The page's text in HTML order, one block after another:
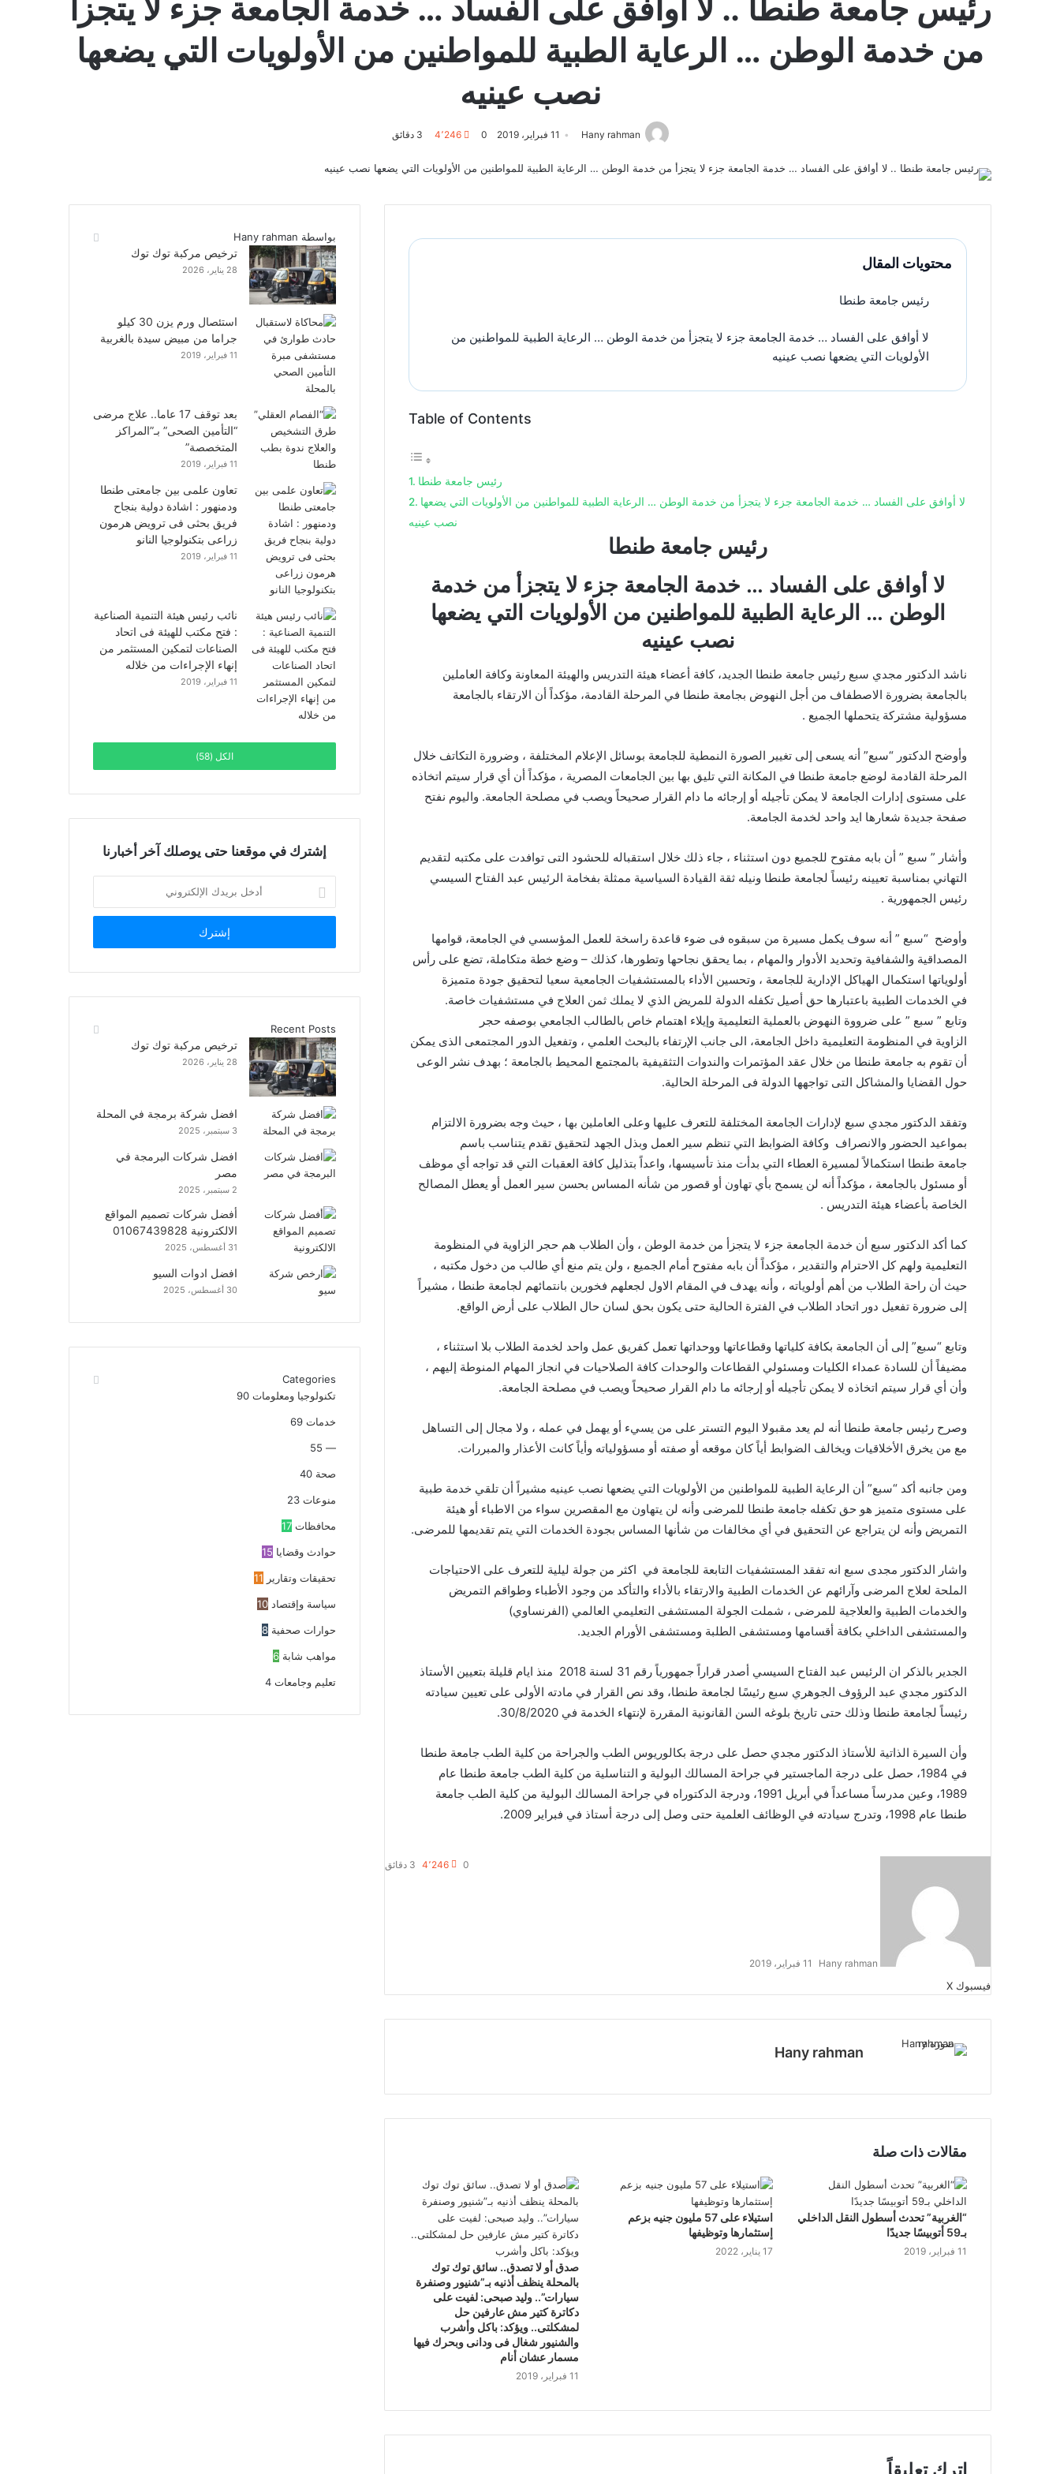
رئيس جامعة طنطا .. لا أوافق على الفساد … خدمة الجامعة جزء لا يتجزأ
من خدمة الوطن … الرعاية الطبية للمواطنين من الأولويات التي يضعها
نصب عينيه
Hany rahman 11 فبراير، 2019 0 4٬246 3 دقائق
محتويات المقال
رئيس جامعة طنطا
لا أوافق على الفساد … خدمة الجامعة جزء لا يتجزأ من خدمة الوطن … الرعاية الطبية للمواطنين من
الأولويات التي يضعها نصب عينيه
Table of Contents
رئيس جامعة طنطا
لا أوافق على الفساد … خدمة الجامعة جزء لا يتجزأ من خدمة الوطن … الرعاية الطبية للمواطنين من الأولويات التي يضعها
نصب عينيه
رئيس جامعة طنطا
لا أوافق على الفساد … خدمة الجامعة جزء لا يتجزأ من خدمة
الوطن … الرعاية الطبية للمواطنين من الأولويات التي يضعها
نصب عينيه
ناشد الدكتور مجدي سبع رئيس جامعة طنطا الجديد، كافة أعضاء هيئة التدريس والهيئة المعاونة وكافة العاملين
بالجامعة بضرورة الاصطفاف من أجل النهوض بجامعة طنطا في المرحلة القادمة، مؤكداً أن الارتقاء بالجامعة
مسؤولية مشتركة يتحملها الجميع .
وأوضح الدكتور “سبع” أنه يسعى إلى تغيير الصورة النمطية للجامعة بوسائل الإعلام المختلفة ، وضرورة التكاتف خلال
المرحلة القادمة لوضع جامعة طنطا في المكانة التي تليق بها بين الجامعات المصرية ، مؤكداً أن أي قرار سيتم اتخاذه
على مستوى إدارات الجامعة لا يمكن تأجيله أو إرجائه ما دام القرار صحيحاً ويصب في مصلحة الجامعة. واليوم نفتح
صفحة جديدة شعارها ايد واحد لخدمة الجامعة.
وأشار ” سبع ” أن بابه مفتوح للجميع دون استثناء ، جاء ذلك خلال استقباله للحشود التى توافدت على مكتبه لتقديم
التهاني بمناسبة تعيينه رئيساً لجامعة طنطا ونيله ثقة القيادة السياسية ممثلة بفخامة الرئيس عبد الفتاح السيسي
رئيس الجمهورية .
وأوضح “سبع ” أنه سوف يكمل مسيرة من سبقوه فى ضوء قاعدة راسخة للعمل المؤسسي في الجامعة، قوامها
المصداقية والشفافية وتحديد الأدوار والمهام ، بما يحقق نجاحها وتطورها، كذلك – وضع خطة متكاملة، تضع على رأس
أولوياتها استكمال الهياكل الإدارية للجامعة ، وتحسين الأداء بالمستشفيات الجامعية سعيا لتحقيق جودة متميزة
في الخدمات الطبية باعتبارها حق أصيل تكفله الدولة للمريض الذي لا يملك ثمن العلاج في مستشفيات خاصة.
وتابع ” سبع ” على ضرووة النهوض بالعملية التعليمية وإيلاء اهتمام خاص بالطالب الجامعي بوصفه حجر
الزاوية في المنظومة التعليمية داخل الجامعة، الى جانب الإرتفاء بالبحث العلمي ، وتفعيل الدور المجتمعى الذى يمكن
أن تقوم به جامعة طنطا من خلال عقد المؤتمرات والندوات التثقيفية بالمجتمع المحيط بالجامعة ؛ بهدف نشر الوعى
حول القضايا والمشاكل التى تواجهها الدولة فى المرحلة الحالية.
وتفقد الدكتور مجدي سبع لإدارات الجامعة المختلفة للتعرف عليها وعلى العاملين بها ، حيث وجه بضرورة الالتزام
بمواعيد الحضور والانصراف وكافة الضوابظ التي تنظم سير العمل وبذل الجهد لتحقيق تقدم يتناسب باسم
جامعة طنطا استكمالاً لمسيرة العطاء التي بدأت منذ تأسيسها، واعداً بتذليل كافة العقبات التي قد تواجه أي موظف
أو مسئول بالجامعة ، مؤكداً أنه لن يسمح بأي تهاون أو قصور من شأنه المساس بحسن سير العمل أو يعطل المصالح
الخاصة بأعضاء هيئة التدريس .
كما أكد الدكتور سبع أن خدمة الجامعة جزء لا يتجزأ من خدمة الوطن ، وأن الطلاب هم حجر الزاوية في المنظومة
التعليمية ولهم كل الاحترام والتقدير ، مؤكداً أن بابه مفتوح أمام الجميع ، ولن يتم منع أي طالب من دخول مكتبه ،
حيث أن راحة الطلاب من أهم أولوياته ، وأنه يهدف في المقام الاول لجعلهم فخورين بانتمائهم لجامعة طنطا ، مشيراً
إلى ضرورة تفعيل دور اتحاد الطلاب في الفترة الحالية حتى يكون بحق لسان حال الطلاب على أرض الواقع.
وتابع “سبع” إلى أن الجامعة بكافة كلياتها وقطاعاتها ووحداتها تعمل كفريق عمل واحد لخدمة الطلاب بلا استثناء ،
مضيفاً أن للسادة عمداء الكليات ومسئولي القطاعات والوحدات كافة الصلاحيات في انجاز المهام المنوطة إليهم ،
وأن أي قرار سيتم اتخاذه لا يمكن تأجيله أو إرجائه ما دام القرار صحيحاً ويصب في مصلحة الجامعة.
وصرح رئيس جامعة طنطا أنه لم يعد مقبولا اليوم التستر على من يسيء أو يهمل في عمله ، ولا مجال إلى التساهل
مع من يخرق الأخلاقيات ويخالف الضوابط أياً كان موقعه أو صفته أو مسؤولياته وأياً كانت الأعذار والمبررات.
ومن جانبه أكد “سبع” أن الرعاية الطبية للمواطنين من الأولويات التي يضعها نصب عينيه مشيراً أن تلقي خدمة طبية
على مستوى متميز هو حق تكفله جامعة طنطا للمرضى وأنه لن يتهاون مع المقصرين سواء من الاطباء أو هيئة
التمريض وأنه لن يتراجع عن التحقيق في أي مخالفات من شأنها المساس بجودة الخدمات التي يتم تقديمها للمرضى.
واشار الدكتور مجدى سبع انه تفقد المستشفيات التابعة للجامعة في اكثر من جولة ليلية للتعرف على الاحتياجات
الملحة لعلاج المرضى وآرائهم عن الخدمات الطبية والارتقاء بالأداء والتأكد من وجود الأطباء وطواقم التمريض
والخدمات الطبية والعلاجية للمرضى ، شملت الجولة المستشفى التعليمي العالمي (الفرنساوي)
والمستشفى الداخلي بكافة أقسامها ومستشفى الطلبة ومستشفى الأورام الجديد.
الجدير بالذكر ان الرئيس عبد الفتاح السيسي أصدر قراراً جمهورياً رقم 31 لسنة 2018 منذ ايام قليلة بتعيين الأستاذ
الدكتور مجدي عبد الرؤوف الجوهري سبع رئيسًا لجامعة طنطا، وقد نص القرار في مادته الأولى على تعيين سيادته
رئيساً لجامعة طنطا وذلك حتى تاريخ بلوغه السن القانونية المقررة لإنتهاء الخدمة في 30/8/2020.
وأن السيرة الذاتية للأستاذ الدكتور مجدي حصل على درجة بكالوريوس الطب والجراحة من كلية الطب جامعة طنطا
في 1984، حصل على درجة الماجستير في جراحة المسالك البولية و التناسلية من كلية الطب جامعة طنطا عام
1989، وعين مدرساً مساعداً في أبريل 1991، ودرجة الدكتوراه في جراحة المسالك البولية من كلية الطب جامعة
طنطا عام 1998، وتدرج سيادته في الوظائف العلمية حتى وصل إلى درجة أستاذ في فبراير 2009.
Hany rahman 11 فبراير، 2019
0 4٬246 3 دقائق
فيسبوك ‫Xلينكدإن
بينتيريست
مشاركة
البريد
طباعة
Hany rahman
الويب
مقالات ذات صلة
“الغربية” تحدث أسطول النقل الداخلي
بـ59 أتوبيسًا جديدًا
11 فبراير، 2019
استيلاء على 57 مليون جنيه بزعم
إستثمارها وتوظيفها
17 يناير، 2022
صدق أو لا تصدق.. سائق توك توك
بالمحلة ينظف أذنيه بـ”شنيور وصنفرة
سيارات”.. وليد صبحى: لفيت على
دكاترة كتير مش عارفين حل
لمشكلتى.. ويؤكد: باكل وأشرب
والشنيور شغال فى ودانى وبحرك فيها
مسمار عشان أنام
11 فبراير، 2019
بواسطة Hany rahman
ترخيص مركبة توك توك
28 يناير، 2026
استئصال ورم يزن 30 كيلو
جراما من مبيض سيدة بالغربية
11 فبراير، 2019
بعد توقف 17 عاما.. علاج مرضى
“التأمين الصحى” بـ”المراكز
المتخصصة”
11 فبراير، 2019
تعاون علمى بين جامعتى طنطا
ودمنهور : اشادة دولية بنجاح
فريق بحثى فى ترويض هرمون
زراعى بتكنولوجيا النانو
11 فبراير، 2019
نائب رئيس هيئة التنمية الصناعية
: فتح مكتب للهيئة فى اتحاد
الصناعات لتمكين المستثمر من
إنهاء الإجراءات من خلاله
11 فبراير، 2019
الكل (58)
إشترك في موقعنا حتى يوصلك آخر أخبارنا
بريدك
الإلكتروني
Recent Posts
ترخيص مركبة توك توك
28 يناير، 2026
افضل شركة برمجة في المحلة
3 سبتمبر، 2025
افضل شركات البرمجة في
مصر
2 سبتمبر، 2025
أفضل شركات تصميم المواقع
الالكترونية 01067439828
31 أغسطس، 2025
افضل ادوات السيو
30 أغسطس، 2025
Categories
تكنولوجيا ومعلومات 90
خدمات 69
—
55
صحة 40
منوعات 23
محافظات 17
حوادث وقضايا 15
تحقيقات وتقارير 11
سياسة وإقتصاد 10
حوارات صحفية 8
مواهب شابة 6
تعليم وجامعات 4